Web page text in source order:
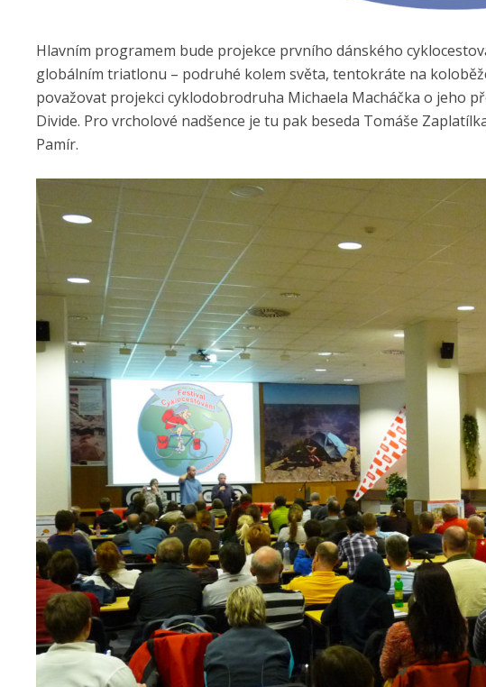
Hlavním programem bude projekce prvního dánského
globálním triatlonu – podruhé kolem světa, tentokráte na
považovat projekci cyklodobrodruha Michaela Macháčka o jeho
Divide. Pro vrcholové nadšence je tu pak beseda Tomáše
Pamír.